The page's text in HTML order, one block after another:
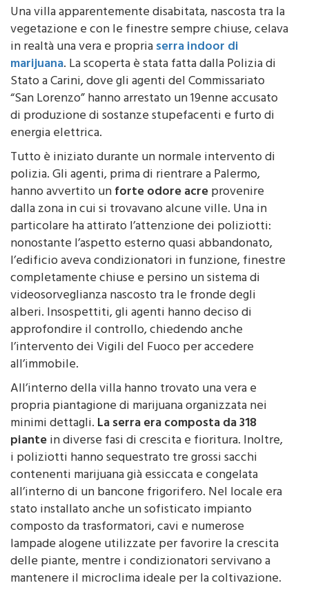
Una villa apparentemente disabitata, nascosta tra la
vegetazione e con le finestre sempre chiuse, celava
in realtà una vera e propriaserra indoor di
marijuana. La scoperta è stata fatta dalla Polizia di
Stato a Carini, dove gli agenti del Commissariato
“San Lorenzo” hanno arrestato un 19enne accusato
di produzione di sostanze stupefacenti e furto di
energia elettrica.
Tutto è iniziato durante un normale intervento di
polizia. Gli agenti, prima di rientrare a Palermo,
hanno avvertito unforte odore acreprovenire
dalla zona in cui si trovavano alcune ville. Una in
particolare ha attirato l’attenzione dei poliziotti:
nonostante l’aspetto esterno quasi abbandonato,
l’edificio aveva condizionatori in funzione, finestre
completamente chiuse e persino un sistema di
videosorveglianza nascosto tra le fronde degli
alberi. Insospettiti, gli agenti hanno deciso di
approfondire il controllo, chiedendo anche
l’intervento dei Vigili del Fuoco per accedere
all’immobile.
All’interno della villa hanno trovato una vera e
propria piantagione di marijuana organizzata nei
minimi dettagli.La serra era composta da 318
piantein diverse fasi di crescita e fioritura. Inoltre,
i poliziotti hanno sequestrato tre grossi sacchi
contenenti marijuana già essiccata e congelata
all’interno di un bancone frigorifero. Nel locale era
stato installato anche un sofisticato impianto
composto da trasformatori, cavi e numerose
lampade alogene utilizzate per favorire la crescita
delle piante, mentre i condizionatori servivano a
mantenere il microclima ideale per la coltivazione.